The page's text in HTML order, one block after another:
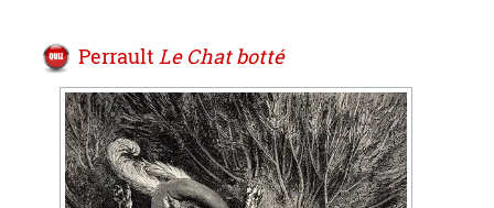
Perrault Le Chat botté